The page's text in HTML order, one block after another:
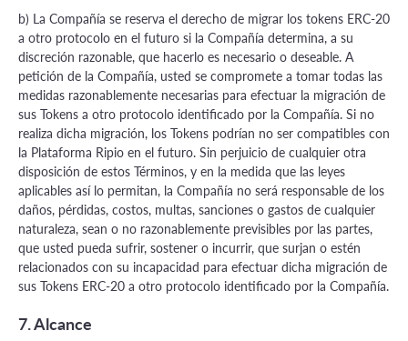
b) La Compañía se reserva el derecho de migrar los tokens ERC-20
a otro protocolo en el futuro si la Compañía determina, a su
discreción razonable, que hacerlo es necesario o deseable. A
petición de la Compañía, usted se compromete a tomar todas las
medidas razonablemente necesarias para efectuar la migración de
sus Tokens a otro protocolo identificado por la Compañía. Si no
realiza dicha migración, los Tokens podrían no ser compatibles con
la Plataforma Ripio en el futuro. Sin perjuicio de cualquier otra
disposición de estos Términos, y en la medida que las leyes
aplicables así lo permitan, la Compañía no será responsable de los
daños, pérdidas, costos, multas, sanciones o gastos de cualquier
naturaleza, sean o no razonablemente previsibles por las partes,
que usted pueda sufrir, sostener o incurrir, que surjan o estén
relacionados con su incapacidad para efectuar dicha migración de
sus Tokens ERC-20 a otro protocolo identificado por la Compañía.
7. Alcance